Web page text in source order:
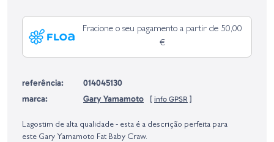
Fracione o seu pagamento a partir de 50,00
€
referência:
014045130
marca:
Gary Yamamoto [ info GPSR ]
Europeia, dos produtos da marca, conforme requerido no Regulamento
Geral sobre a Segurança dos Produtos (GPSR):
Lagostim de alta qualidade - esta é a descrição perfeita para
este Gary Yamamoto Fat Baby Craw.